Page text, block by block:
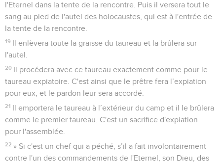
l'Eternel dans la tente de la rencontre. Puis il versera tout le
sang au pied de l'autel des holocaustes, qui est à l'entrée de
la tente de la rencontre.
19 Il enlèvera toute la graisse du taureau et la brûlera sur
l'autel.
20 Il procédera avec ce taureau exactement comme pour le
taureau expiatoire. C'est ainsi que le prêtre fera l’expiation
pour eux, et le pardon leur sera accordé.
21 Il emportera le taureau à l’extérieur du camp et il le brûlera
comme le premier taureau. C'est un sacrifice d'expiation
pour l'assemblée.
22 » Si c'est un chef qui a péché, s’il a fait involontairement
contre l'un des commandements de l'Eternel, son Dieu, des